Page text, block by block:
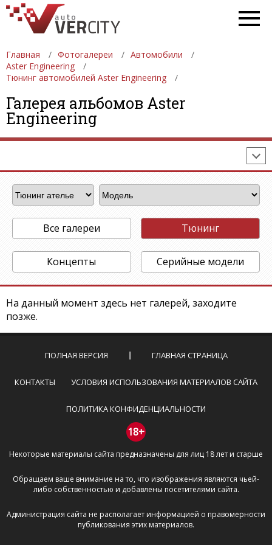
Главная Фотогалереи
Автомобили
Aster Engineering
Тюнинг автомобилей Aster Engineering
Галерея альбомов Aster
Engineering
ФОТОГАЛЕРЕИ АВТОМОБИЛИ
АВТОСАЛОНЫ
ФОРМУЛА-1
Все галереи Тюнинг
Концепты Серийные модели
На данный момент здесь нет галерей, заходите
позже.
ПОЛНАЯ ВЕРСИЯ ГЛАВНАЯ СТРАНИЦА
КОНТАКТЫ УСЛОВИЯ ИСПОЛЬЗОВАНИЯ МАТЕРИАЛОВ САЙТА
ПОЛИТИКА КОНФИДЕНЦИАЛЬНОСТИ
18+
Некоторые материалы сайта предназначены для лиц 18 лет и старше
Обращаем ваше внимание на то, что изображения являются чьей-
либо собственностью и добавлены посетителями сайта.
Администрация сайта не располагает информацией о правомерности
публикования этих материалов.